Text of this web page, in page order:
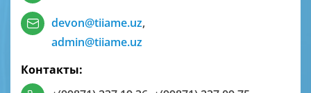
devon@tiiame.uz,
admin@tiiame.uz
Контакты: